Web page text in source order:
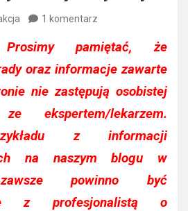
1 komentarz
pamiętać, że
oraz informacje zawarte
nie zastępują osobistej
ekspertem/lekarzem.
z informacji
na naszym blogu w
powinno być
z profesjonalistą o